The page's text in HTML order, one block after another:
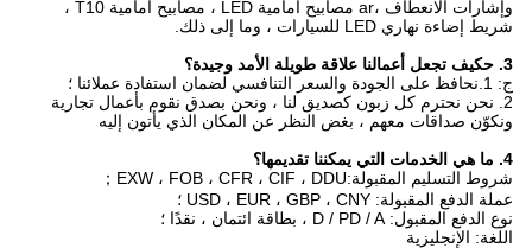
وإشارات الانعطاف ،
ar مصابيح أمامية LED ، مصابيح أمامية T10 ،
شريط إضاءة نهاري LED للسيارات ، وما إلى ذلك.
3. ح
كيف تجعل أعمالنا علاقة طويلة الأمد وجيدة؟
ج: 1.نحافظ على الجودة والسعر التنافسي لضمان استفادة عملائنا ؛
2. نحن نحترم كل زبون كصديق لنا ، ونحن بصدق نقوم بأعمال تجارية
ونكوّن صداقات معهم ، بغض النظر عن المكان الذي يأتون إليه
4. ما هي الخدمات التي يمكننا تقديمها؟
شروط التسليم المقبولة:EXW ، FOB ، CFR ، CIF ، DDU；
عملة الدفع المقبولة: USD ، EUR ، GBP ، CNY ؛
نوع الدفع المقبول: D / PD / A ، بطاقة ائتمان ، نقدًا ؛
اللغة: الإنجليزية